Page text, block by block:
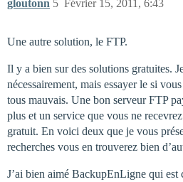
gloutonn Février 15, 2011, 6:43
5
Une autre solution, le FTP.
Il y a bien sur des solutions gratuites.
nécessairement, mais essayer le si
tous mauvais. Une bon serveur FTP
plus et un service que vous ne
gratuit. En voici deux que je vous
recherches vous en trouverez bien
J’ai bien aimé BackupEnLigne qui est